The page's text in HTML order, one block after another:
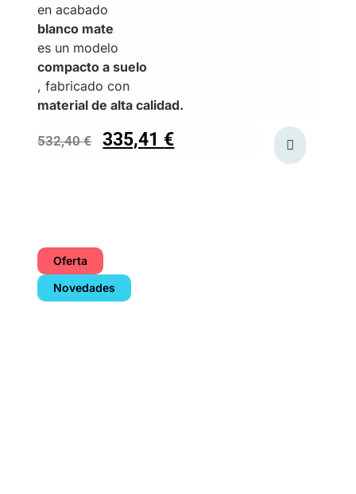
en acabado
blanco mate
es un modelo
compacto a suelo
, fabricado con
material de alta calidad.
532,40€ 335,41 €
Oferta
Novedades